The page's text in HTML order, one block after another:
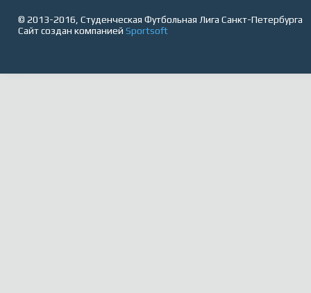
© 2013-2016, Студенческая Футбольная Лига Санкт-Петербурга
Сайт создан компанией Sportsoft